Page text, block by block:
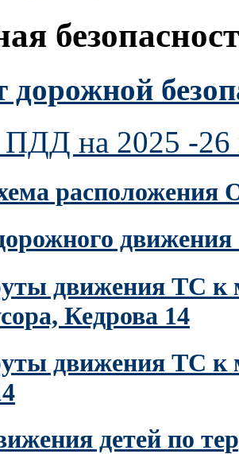
дорожной
на 2025 -26
расположения
движения
движения ТС к
Кедрова 14
движения ТС к
детей по